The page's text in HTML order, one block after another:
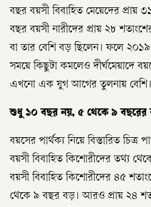
বছর বয়সী বিবাহিত মেয়েদের
বছর বয়সী নারীদের প্রায় ২৮
বা তার বেশি বড় ছিলেন। ফলে
সময়ে কিছুটা কমলেও দীর্ঘমেয়াদে
এখনো এক যুগ আগের তুলনায় বেশি।
শুধু ১০ বছর নয়, ৫ থেকে ৯ বছরের
বয়সের পার্থক্য নিয়ে বিস্তারিত
বয়সী বিবাহিত কিশোরীদের তথ্য
বয়সী বিবাহিত কিশোরীদের ৪৫
থেকে ৯ বছর বড়। আরও প্রায় ২৪